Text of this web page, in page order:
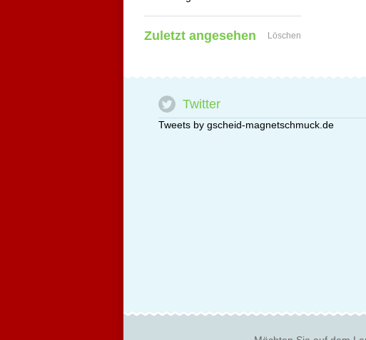
Zuletzt angesehen Löschen
Twitter
Tweets by gscheid-magnetschmuck.de